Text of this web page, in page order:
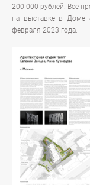
200 000 рублей. Все
на выставке в Доме
февраля 2023 года.